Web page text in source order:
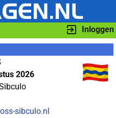
Inloggen
2026
sibculo.nl